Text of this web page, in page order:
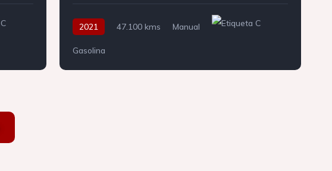
2021 47.100 kms Manual
Gasolina